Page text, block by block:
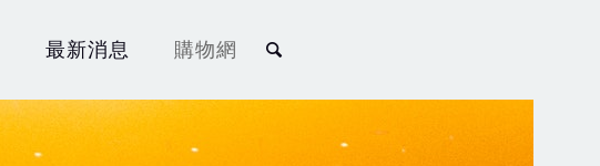
最新消息 購物網